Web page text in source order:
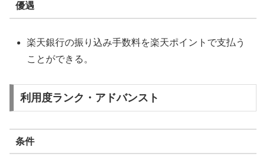
優遇
楽天銀行の振り込み手数料を楽天ポイントで支払う
ことができる。
利用度ランク・アドバンスト
条件